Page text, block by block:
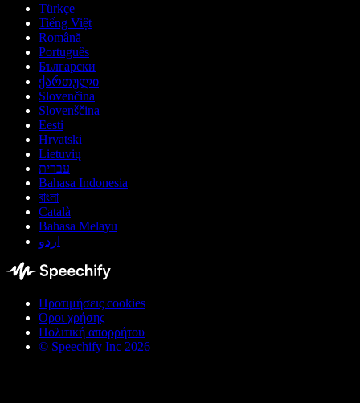
Türkçe
Tiếng Việt
Română
Português
Български
ქართული
Slovenčina
Slovenščina
Eesti
Hrvatski
Lietuvių
עברית
Bahasa Indonesia
বাংলা
Català
Bahasa Melayu
اردو
Προτιμήσεις cookies
Όροι χρήσης
Πολιτική απορρήτου
© Speechify Inc 2026